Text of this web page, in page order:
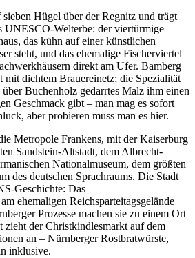
Hügel über der Regnitz und trägt
UNESCO-Welterbe: der viertürmige
das kühn auf einer künstlichen
steht, und das ehemalige Fischerviertel
direkt am Ufer. Bamberg
mit dichtem Brauereinetz; die Spezialität
über Buchenholz gedarrtes Malz ihm einen
Geschmack gibt – man mag es sofort
aber probieren muss man es hier.
Metropole Frankens, mit der Kaiserburg
Sandstein-Altstadt, dem Albrecht-
Nationalmuseum, dem größten
des deutschen Sprachraums. Die Stadt
Geschichte: Das
ehemaligen Reichsparteitagsgelände
Prozesse machen sie zu einem Ort
zieht der Christkindlesmarkt auf dem
an – Nürnberger Rostbratwürste,
inklusive.